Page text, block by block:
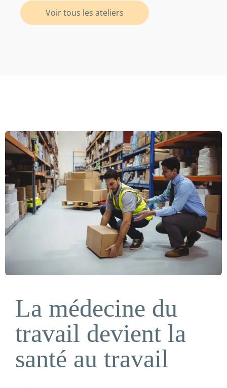
Voir tous les ateliers
La médecine du
travail devient la
santé au travail